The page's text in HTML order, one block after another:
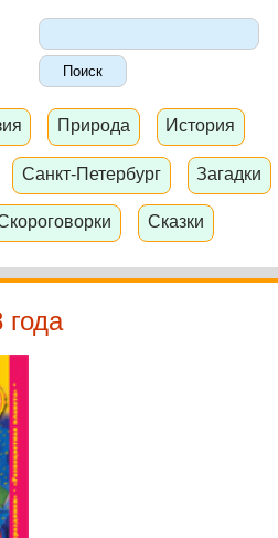
Природа История
Санкт-Петербург Загадки
Сказки